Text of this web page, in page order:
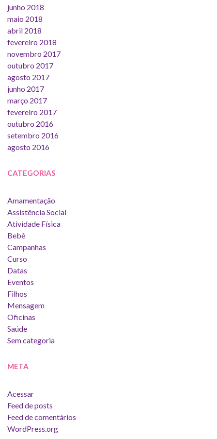
junho 2018
maio 2018
abril 2018
fevereiro 2018
novembro 2017
outubro 2017
agosto 2017
junho 2017
março 2017
fevereiro 2017
outubro 2016
setembro 2016
agosto 2016
CATEGORIAS
Amamentação
Assistência Social
Atividade Física
Bebê
Campanhas
Curso
Datas
Eventos
Filhos
Mensagem
Oficinas
Saúde
Sem categoria
META
Acessar
Feed de posts
Feed de comentários
WordPress.org